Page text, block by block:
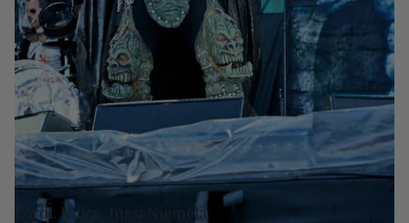
Lordi. Kuva: Jussi Niemelä